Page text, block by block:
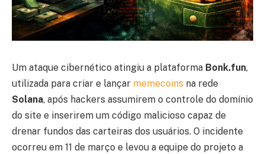
Um ataque cibernético atingiu a plataforma Bonk.fun,
utilizada para criar e lançar memecoins na rede
Solana, após hackers assumirem o controle do domínio
do site e inserirem um código malicioso capaz de
drenar fundos das carteiras dos usuários. O incidente
ocorreu em 11 de março e levou a equipe do projeto a